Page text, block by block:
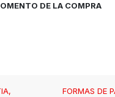
DE LA COMPRA
FORMAS DE